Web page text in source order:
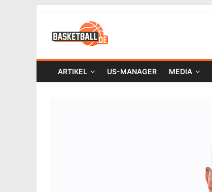
ARTIKEL US-MANAGER MEDIA